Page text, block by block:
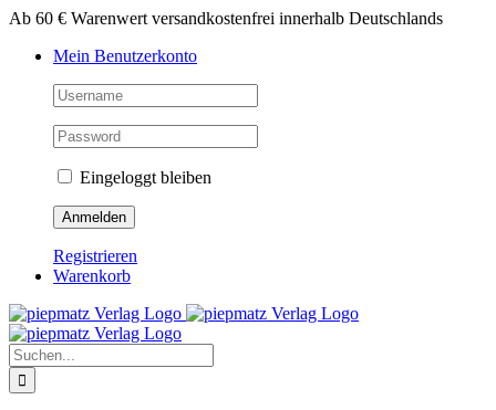
Zum
springen
Ab 60 € Warenwert versandkostenfrei innerhalb Deutschlands
Mein Benutzerkonto
Eingeloggt bleiben
Registrieren
Warenkorb
Suche
nach: